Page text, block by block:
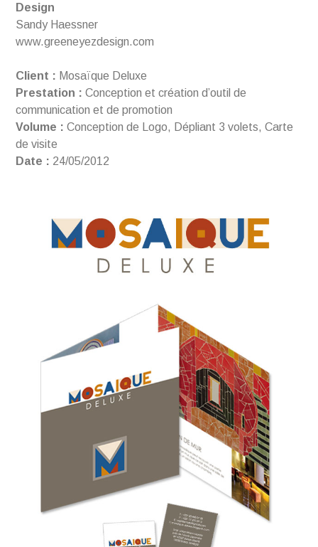
Design
Sandy Haessner
www.greeneyezdesign.com
Client : Mosaïque Deluxe
Prestation : Conception et création d’outil de
communication et de promotion
Volume : Conception de Logo, Dépliant 3 volets, Carte
de visite
Date : 24/05/2012